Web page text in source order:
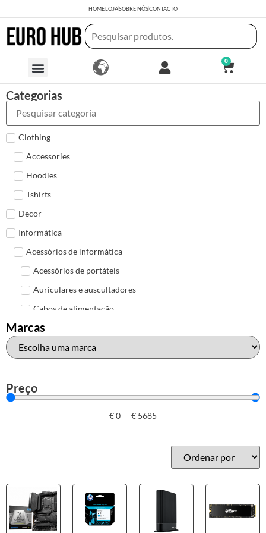
HOMELOJASOBRE NÓSCONTACTO
0
Categorias
Clothing
Accessories
Hoodies
Tshirts
Decor
Informática
Acessórios de informática
Acessórios de portáteis
Auriculares e auscultadores
Cabos de alimentação
Colunas de Som
Hubs
Mais acessórios USB
HP
Outros acessórios de informática
Marcas
Preço
€0 — € 5685